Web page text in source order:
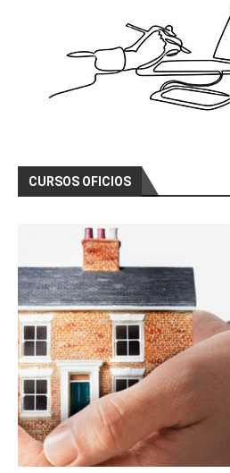
CURSOS OFICIOS